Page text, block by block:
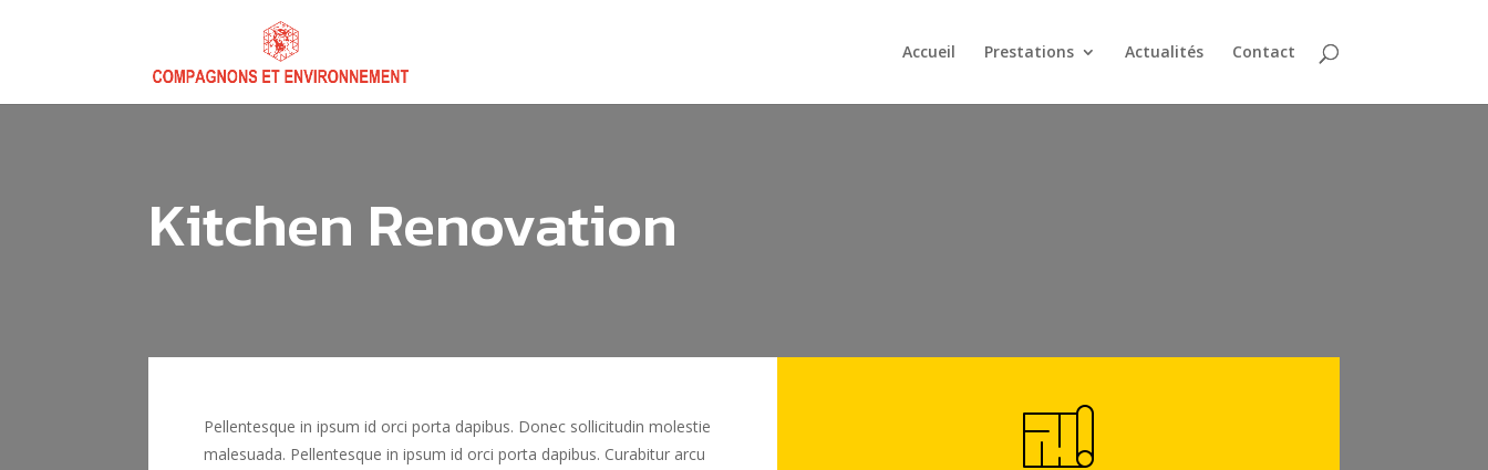
Accueil Prestations Actualités Contact
Kitchen Renovation
Pellentesque in ipsum id orci porta dapibus. Donec sollicitudin molestie
malesuada. Pellentesque in ipsum id orci porta dapibus. Curabitur arcu